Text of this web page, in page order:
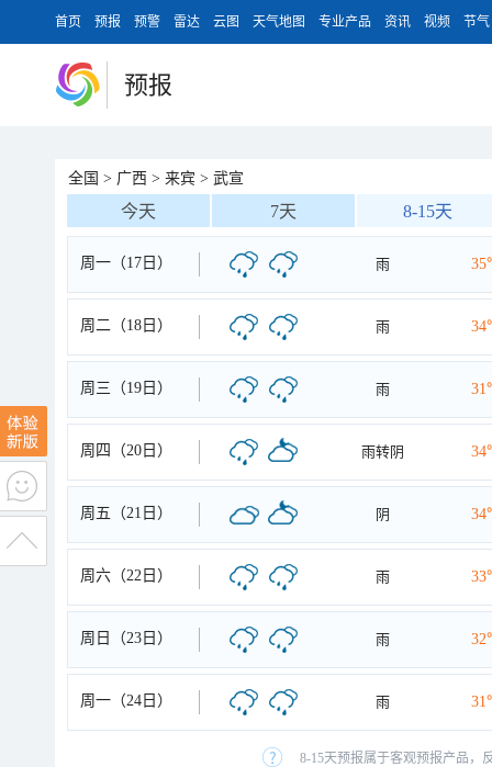
首页 预报 预警 雷达 云图 天气地图 专业产品 资讯 视频 节气
预报
全国 > 广西 > 来宾 > 武宣
今天 7天 8-15天
周一（17日） 雨
周二（18日） 雨
周三（19日） 雨
周四（20日） 雨转阴
周五（21日） 阴
周六（22日） 雨
周日（23日） 雨
周一（24日） 雨
8-15天预报属于客观预报产品，